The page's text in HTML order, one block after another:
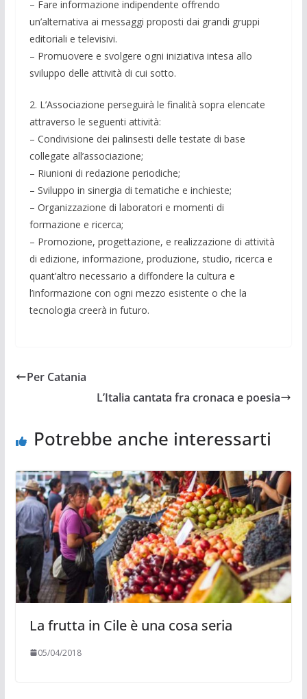
– Fare informazione indipendente offrendo
un’alternativa ai messaggi proposti dai grandi gruppi
editoriali e televisivi.
– Promuovere e svolgere ogni iniziativa intesa allo
sviluppo delle attività di cui sotto.
2. L’Associazione perseguirà le finalità sopra elencate
attraverso le seguenti attività:
– Condivisione dei palinsesti delle testate di base
collegate all’associazione;
– Riunioni di redazione periodiche;
– Sviluppo in sinergia di tematiche e inchieste;
– Organizzazione di laboratori e momenti di
formazione e ricerca;
– Promozione, progettazione, e realizzazione di attività
di edizione, informazione, produzione, studio, ricerca e
quant’altro necessario a diffondere la cultura e
l’informazione con ogni mezzo esistente o che la
tecnologia creerà in futuro.
Per Catania
L’Italia cantata fra cronaca e poesia
Potrebbe anche interessarti
La frutta in Cile è una cosa seria
05/04/2018